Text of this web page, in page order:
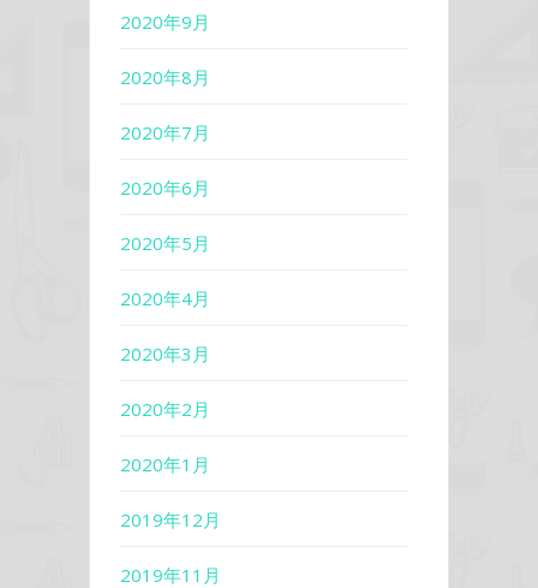
2020年9月
2020年8月
2020年7月
2020年6月
2020年5月
2020年4月
2020年3月
2020年2月
2020年1月
2019年12月
2019年11月